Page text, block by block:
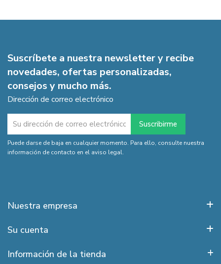
Suscríbete a nuestra newsletter y recibe
novedades, ofertas personalizadas,
consejos y mucho más.
Dirección de correo electrónico
Puede darse de baja en cualquier momento. Para ello, consulte nuestra
información de contacto en el aviso legal.
Nuestra empresa
Su cuenta
Información de la tienda